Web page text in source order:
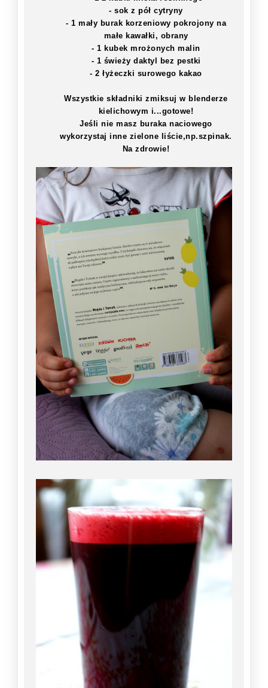
- sok z pół cytryny
- 1 mały burak korzeniowy pokrojony na
małe kawałki, obrany
- 1 kubek mrożonych malin
- 1 świeży daktyl bez pestki
- 2 łyżeczki surowego kakao
Wszystkie składniki zmiksuj w blenderze
kielichowym i...gotowe!
Jeśli nie masz buraka naciowego
wykorzystaj inne zielone liście,np.szpinak.
Na zdrowie!